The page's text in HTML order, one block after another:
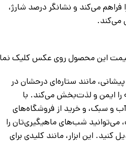
3 تا 5 ساعت را فراهم می‌کند و نشانگر درصد شارژ،
می‌کند.
قیمت این محصول روی عکس کلیک
مانند ستاره‌ای درحشان در
را ایمن و لذت‌بخش می‌کند. با
و سبک، و خرید از فروشگاه‌های
می‌توانید شب‌های ماهیگیری‌تان را
کنید. این ابزار، مانند کلیدی برای